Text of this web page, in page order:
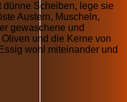
dünne Scheiben, lege sie
Austern, Muscheln,
gewaschene und
und die Kerne von
wohl miteinander und